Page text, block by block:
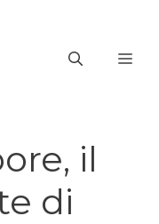
il
di